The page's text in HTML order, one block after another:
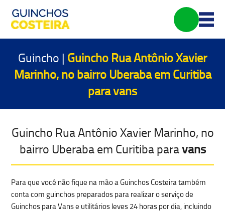
Guincho | Guincho Rua Antônio Xavier
Marinho, no bairro Uberaba em Curitiba
paravans
Guincho Rua Antônio Xavier Marinho, no
bairro Uberaba em Curitiba paravans
Para que você não fique na mão a Guinchos Costeira também
conta com guinchos preparados para realizar o serviço de
Guinchos para Vans e utilitários leves 24 horas por dia, incluindo